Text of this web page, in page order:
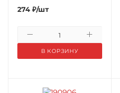
274 ₽/шт
В КОРЗИНУ